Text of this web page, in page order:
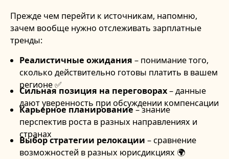
Прежде чем перейти к источникам, напомню,
зачем вообще нужно отслеживать зарплатные
тренды:
Реалистичные ожидания – понимание того,
сколько действительно готовы платить в вашем
регионе ✅
Сильная позиция на переговорах– данные
дают уверенность при обсуждении компенсации
Карьерное планирование– знание
перспектив роста в разных направлениях и
странах
Выбор стратегии релокации – сравнение
возможностей в разных юрисдикциях 🌍